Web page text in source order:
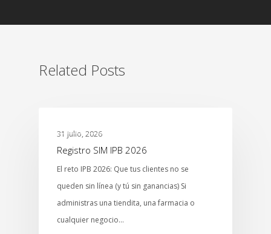
Related Posts
31 julio, 2026
Registro SIM IPB 2026
El reto IPB 2026: Que tus clientes no se
queden sin línea (y tú sin ganancias) Si
administras una tiendita, una farmacia o
cualquier negocio…